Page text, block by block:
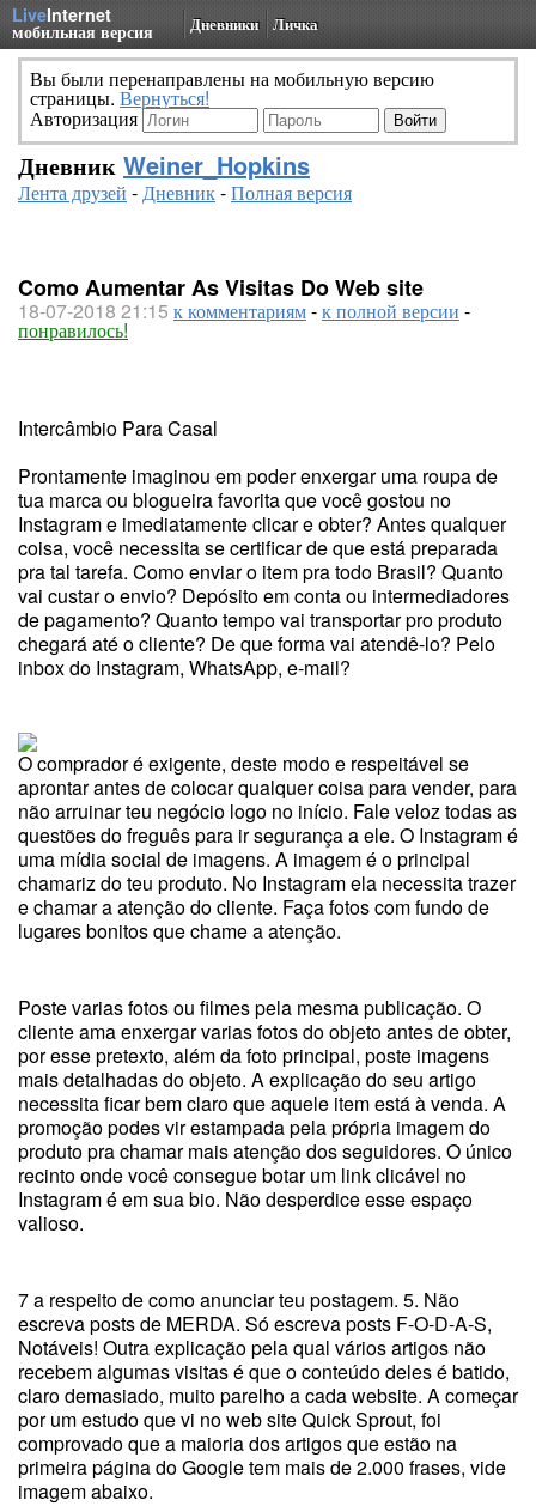
LiveInternet
мобильная версия Дневники Личка
Вы были перенаправлены на мобильную версию
страницы. Вернуться!
Авторизация
Дневник Weiner_Hopkins
Лента друзей -Дневник-Полная версия
Como Aumentar As Visitas Do Web site
18-07-2018 21:15 к комментариям-к полной версии -
понравилось!
Intercâmbio Para Casal
Prontamente imaginou em poder enxergar uma roupa de
tua marca ou blogueira favorita que você gostou no
Instagram e imediatamente clicar e obter? Antes qualquer
coisa, você necessita se certificar de que está preparada
pra tal tarefa. Como enviar o item pra todo Brasil? Quanto
vai custar o envio? Depósito em conta ou intermediadores
de pagamento? Quanto tempo vai transportar pro produto
chegará até o cliente? De que forma vai atendê-lo? Pelo
inbox do Instagram, WhatsApp, e-mail?
O comprador é exigente, deste modo e respeitável se
aprontar antes de colocar qualquer coisa para vender, para
não arruinar teu negócio logo no início. Fale veloz todas as
questões do freguês para ir segurança a ele. O Instagram é
uma mídia social de imagens. A imagem é o principal
chamariz do teu produto. No Instagram ela necessita trazer
e chamar a atenção do cliente. Faça fotos com fundo de
lugares bonitos que chame a atenção.
Poste varias fotos ou filmes pela mesma publicação. O
cliente ama enxergar varias fotos do objeto antes de obter,
por esse pretexto, além da foto principal, poste imagens
mais detalhadas do objeto. A explicação do seu artigo
necessita ficar bem claro que aquele item está à venda. A
promoção podes vir estampada pela própria imagem do
produto pra chamar mais atenção dos seguidores. O único
recinto onde você consegue botar um link clicável no
Instagram é em sua bio. Não desperdice esse espaço
valioso.
7 a respeito de como anunciar teu postagem. 5. Não
escreva posts de MERDA. Só escreva posts F-O-D-A-S,
Notáveis! Outra explicação pela qual vários artigos não
recebem algumas visitas é que o conteúdo deles é batido,
claro demasiado, muito parelho a cada website. A começar
por um estudo que vi no web site Quick Sprout, foi
comprovado que a maioria dos artigos que estão na
primeira página do Google tem mais de 2.000 frases, vide
imagem abaixo.